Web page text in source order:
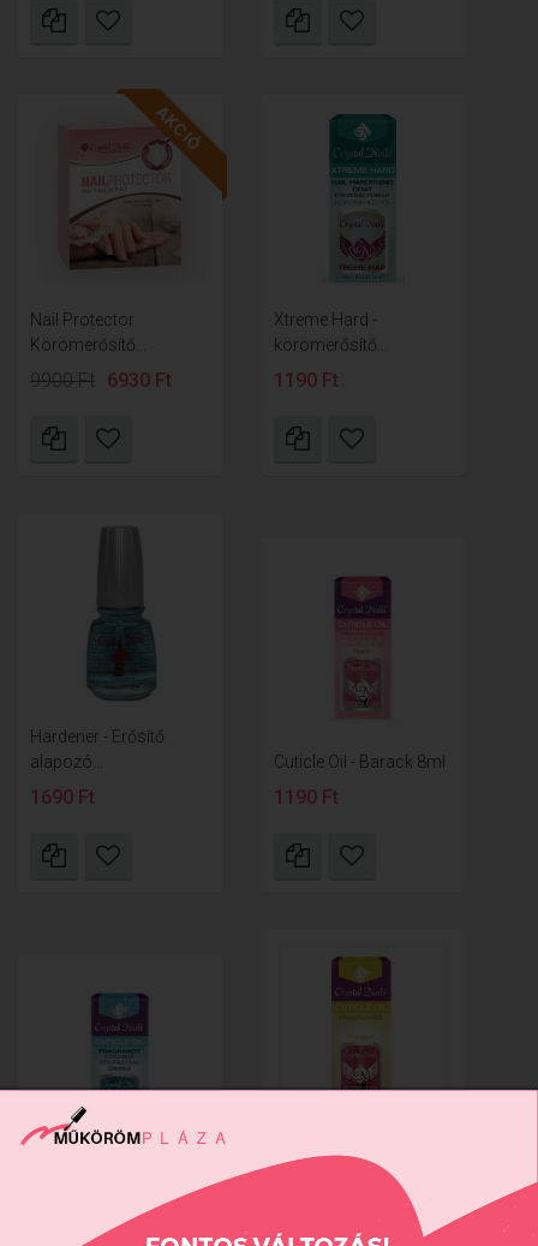
AKCIÓ
Nail Protector
Körömerősítő...
9900 Ft 6930 Ft
Xtreme Hard -
körömerősítő...
1190 Ft
Hardener - Erősítő
alapozó...
1690 Ft
Cuticle Oil - Barack 8ml
1190 Ft
Cuticle Oil - Ananász